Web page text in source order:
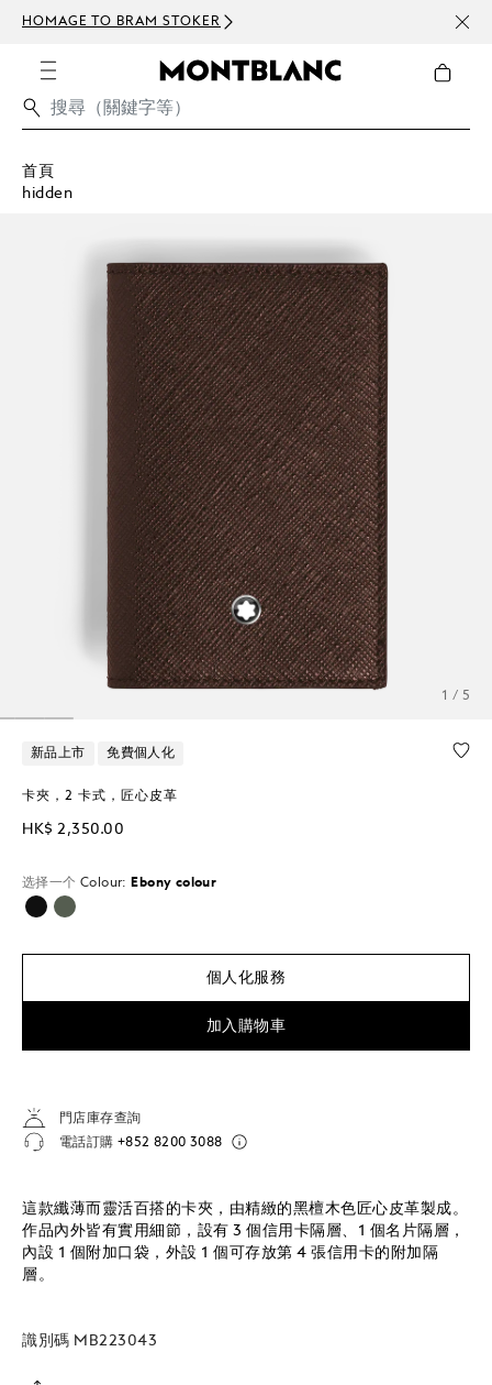
HOMAGE TO BRAM STOKER 訂閱
首頁
hidden
1 / 5
新品上市 免費個人化
卡夾，2 卡式，匠心皮革
HK$ 2,350.00
选择一个 Colour: Ebony colour
已選擇
個人化服務
加入購物車
門店庫存查詢
電話訂購 +852 8200 3088
這款纖薄而靈活百搭的卡夾，由精緻的黑檀木色匠心皮革製成。
作品內外皆有實用細節，設有 3 個信用卡隔層、1 個名片隔層，
內設 1 個附加口袋，外設 1 個可存放第 4 張信用卡的附加隔
層。
識別碼 MB223043